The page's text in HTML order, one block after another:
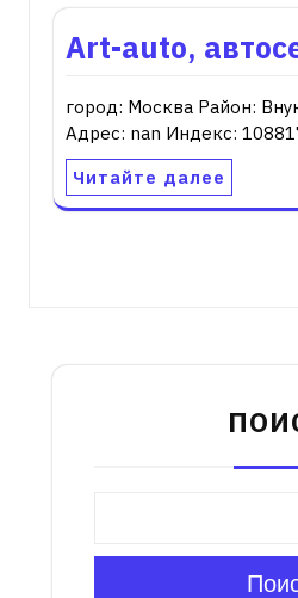
Art-auto,
город: Москва Район:
Адрес: nan Индекс:
Читайте далее